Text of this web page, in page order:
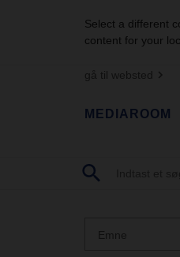
Select a different
content for your
gå til websted
MEDIAROOM
Emne